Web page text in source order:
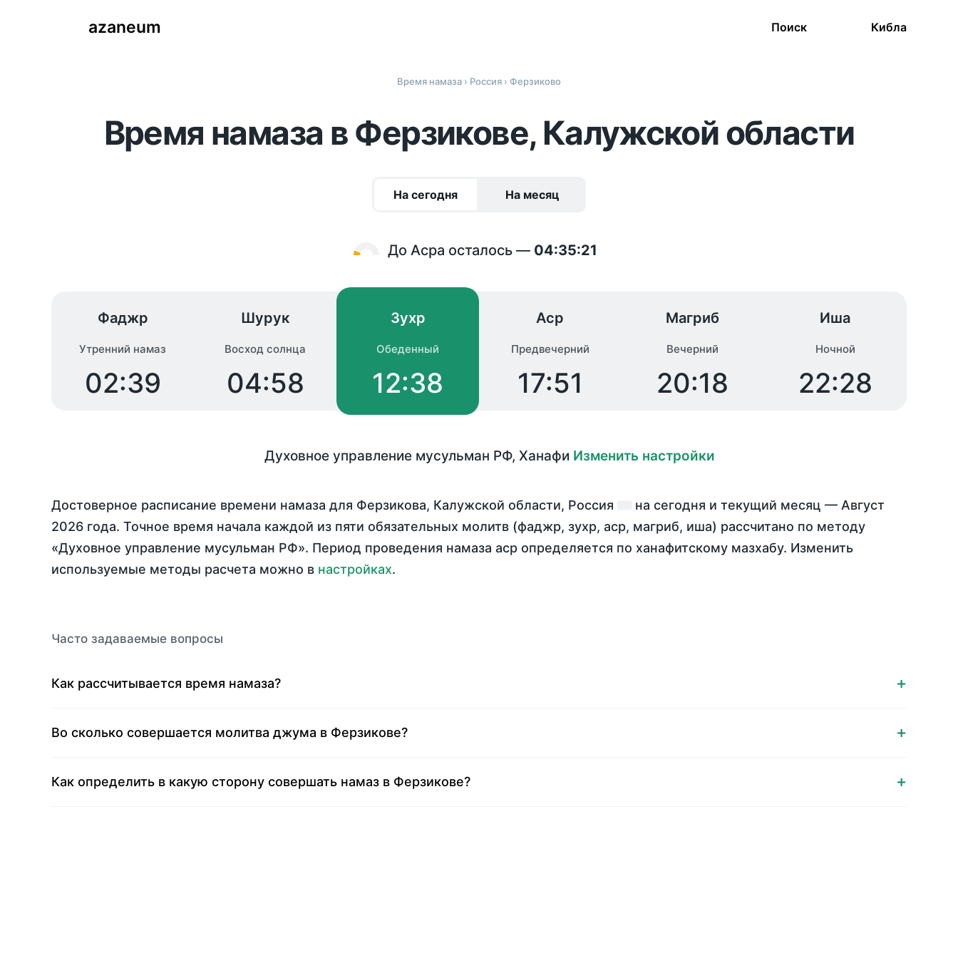
azaneum Поиск Кибла
Время намаза › Россия › Ферзиково
Время намаза в Ферзикове, Калужской области
На сегодня На месяц
До Асра осталось — 04:35:21
Фаджр
Утренний намаз
02:39
Шурук
Восход солнца
04:58
Зухр
Обеденный
12:38
Аср
Предвечерний
17:51
Магриб
Вечерний
20:18
Иша
Ночной
22:28
Духовное управление мусульман РФ, Ханафи Изменить настройки
Достоверное расписание времени намаза для Ферзикова, Калужской области, Россия на сегодня и текущий месяц — Август
2026 года. Точное время начала каждой из пяти обязательных молитв (фаджр, зухр, аср, магриб, иша) рассчитано по методу
«Духовное управление мусульман РФ». Период проведения намаза аср определяется по ханафитскому мазхабу. Изменить
используемые методы расчета можно в настройках.
Часто задаваемые вопросы
Как рассчитывается время намаза?
Во сколько совершается молитва джума в Ферзикове?
Как определить в какую сторону совершать намаз в Ферзикове?